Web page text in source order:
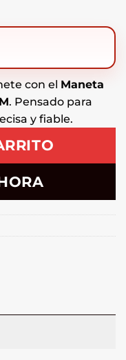
con el Maneta
. Pensado para
y fiable.